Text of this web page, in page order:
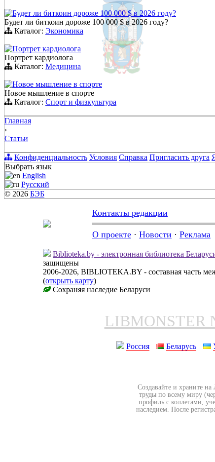
Будет ли биткоин дороже 100 000 $ в 2026 году?
Будет ли биткоин дороже 100 000 $ в 2026 году?
Каталог: Экономика
Портрет кардиолога
Портрет кардиолога
Каталог: Медицина
Новое мышление в спорте
Новое мышление в спорте
Каталог: Спорт и физкультура
Главная
›
Статьи
Конфиденциальность Условия Справка Пригласить друга
Выбрать язык
English
Русский
© 2026 БЭБ
Контакты редакции
О проекте · Новости · Реклама
Biblioteka.by - электронная библиотека
защищены
2006-2026, BIBLIOTEKA.BY - составная часть
(открыть карту)
Сохраняя наследие Беларуси
LIBMONSTER
Россия Беларусь
Создавайте и храните
труды по всему миру
профиль с коллегами,
наследием. После